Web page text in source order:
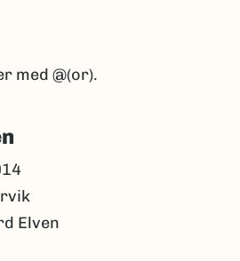
med @(or).
Elven